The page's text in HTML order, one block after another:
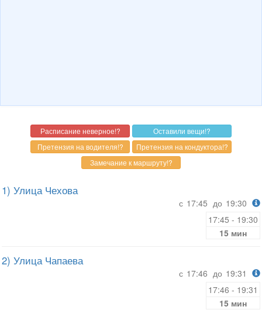
1) Улица Чехова
с 17:45 до 19:30
17:45 - 19:30
15 мин
2) Улица Чапаева
с 17:46 до 19:31
17:46 - 19:31
15 мин